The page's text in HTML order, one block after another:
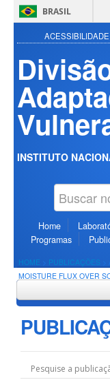
BRASIL
ACESSIBILIDADE
INSTITUTO
Home
Programas
HOME > PUBLICAÇÕES
MOISTURE FLUX OVER